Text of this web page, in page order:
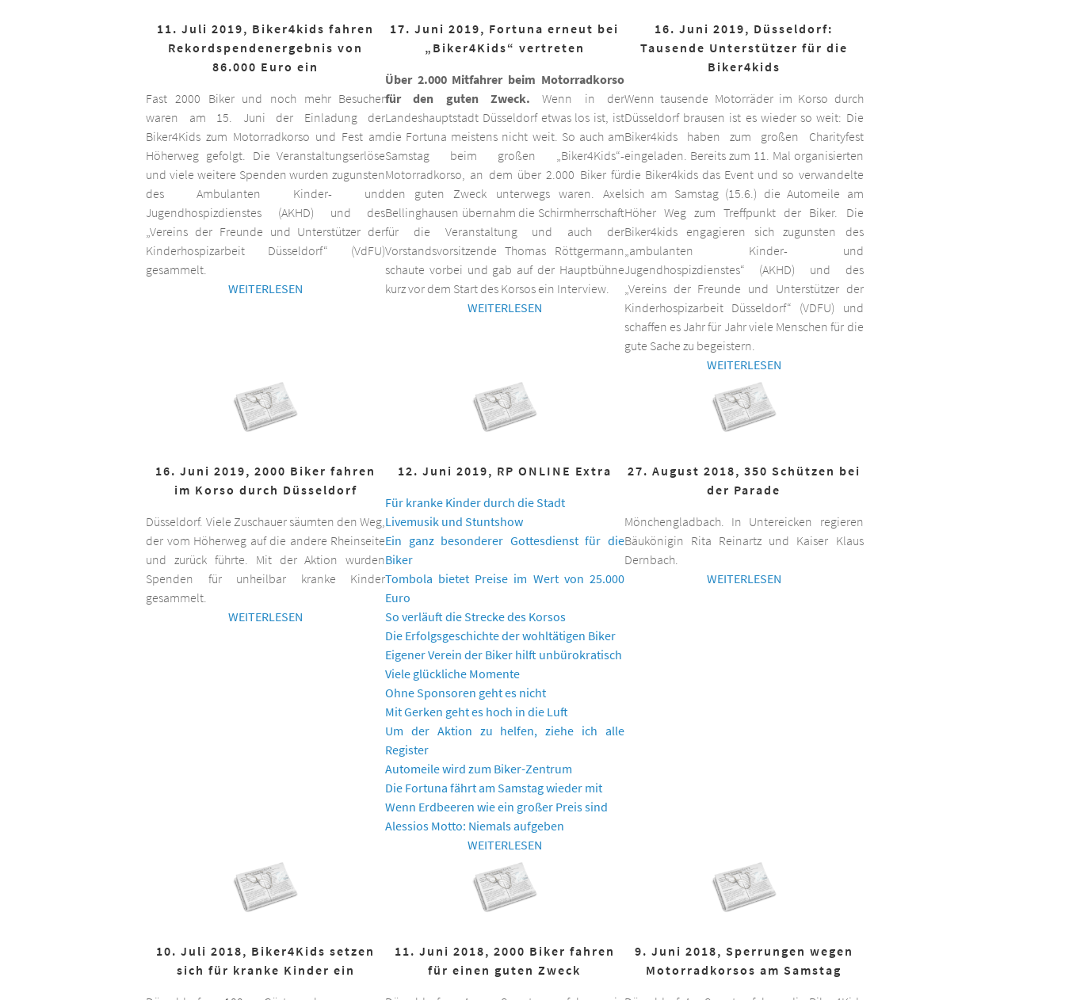
11. Juli 2019, Biker4kids fahren
Rekordspendenergebnis von
86.000 Euro ein
Fast 2000 Biker und noch mehr Besucher
waren am 15. Juni der Einladung der
Biker4Kids zum Motorradkorso und Fest am
Höherweg gefolgt. Die Veranstaltungserlöse
und viele weitere Spenden wurden zugunsten
des Ambulanten Kinder- und
Jugendhospizdienstes (AKHD) und des
„Vereins der Freunde und Unterstützer der
Kinderhospizarbeit Düsseldorf“ (VdFU)
gesammelt.
WEITERLESEN
17. Juni 2019, Fortuna erneut bei
„Biker4Kids“ vertreten
Über 2.000 Mitfahrer beim Motorradkorso
für den guten Zweck. Wenn in der
Landeshauptstadt Düsseldorf etwas los ist, ist
die Fortuna meistens nicht weit. So auch am
Samstag beim großen „Biker4Kids“-
Motorradkorso, an dem über 2.000 Biker für
den guten Zweck unterwegs waren. Axel
Bellinghausen übernahm die Schirmherrschaft
für die Veranstaltung und auch der
Vorstandsvorsitzende Thomas Röttgermann
schaute vorbei und gab auf der Hauptbühne
kurz vor dem Start des Korsos ein Interview.
WEITERLESEN
16. Juni 2019, Düsseldorf:
Tausende Unterstützer für die
Biker4kids
Wenn tausende Motorräder im Korso durch
Düsseldorf brausen ist es wieder so weit: Die
Biker4kids haben zum großen Charityfest
eingeladen. Bereits zum 11. Mal organisierten
die Biker4kids das Event und so verwandelte
sich am Samstag (15.6.) die Automeile am
Höher Weg zum Treffpunkt der Biker. Die
Biker4kids engagieren sich zugunsten des
„ambulanten Kinder- und
Jugendhospizdienstes“ (AKHD) und des
„Vereins der Freunde und Unterstützer der
Kinderhospizarbeit Düsseldorf“ (VDFU) und
schaffen es Jahr für Jahr viele Menschen für die
gute Sache zu begeistern.
WEITERLESEN
16. Juni 2019, 2000 Biker fahren
im Korso durch Düsseldorf
Düsseldorf. Viele Zuschauer säumten den Weg,
der vom Höherweg auf die andere Rheinseite
und zurück führte. Mit der Aktion wurden
Spenden für unheilbar kranke Kinder
gesammelt.
WEITERLESEN
12. Juni 2019, RP ONLINE Extra
Für kranke Kinder durch die Stadt
Livemusik und Stuntshow
Ein ganz besonderer Gottesdienst für die
Biker
Tombola bietet Preise im Wert von 25.000
Euro
So verläuft die Strecke des Korsos
Die Erfolgsgeschichte der wohltätigen Biker
Eigener Verein der Biker hilft unbürokratisch
Viele glückliche Momente
Ohne Sponsoren geht es nicht
Mit Gerken geht es hoch in die Luft
Um der Aktion zu helfen, ziehe ich alle
Register
Automeile wird zum Biker-Zentrum
Die Fortuna fährt am Samstag wieder mit
Wenn Erdbeeren wie ein großer Preis sind
Alessios Motto: Niemals aufgeben
WEITERLESEN
27. August 2018, 350 Schützen bei
der Parade
Mönchengladbach. In Untereicken regieren
Bäukönigin Rita Reinartz und Kaiser Klaus
Dernbach.
WEITERLESEN
10. Juli 2018, Biker4Kids setzen
sich für kranke Kinder ein
11. Juni 2018, 2000 Biker fahren
für einen guten Zweck
9. Juni 2018, Sperrungen wegen
Motorradkorsos am Samstag